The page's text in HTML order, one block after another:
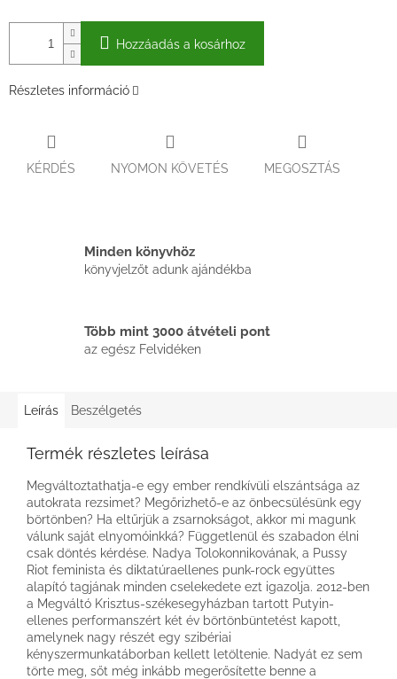
Hozzáadás a kosárhoz
Részletes információ
KÉRDÉS NYOMON KÖVETÉS MEGOSZTÁS
Minden könyvhöz
könyvjelzőt adunk ajándékba
Több mint 3000 átvételi pont
az egész Felvidéken
Leírás Beszélgetés
Termék részletes leírása
Megváltoztathatja-e egy ember rendkívüli elszántsága az
autokrata rezsimet? Megőrizhető-e az önbecsülésünk egy
börtönben? Ha eltűrjük a zsarnokságot, akkor mi magunk
válunk saját elnyomóinkká? Függetlenül és szabadon élni
csak döntés kérdése. Nadya Tolokonnikovának, a Pussy
Riot feminista és diktatúraellenes punk-rock együttes
alapító tagjának minden cselekedete ezt igazolja. 2012-ben
a Megváltó Krisztus-székesegyházban tartott Putyin-
ellenes performanszért két év börtönbüntetést kapott,
amelynek nagy részét egy szibériai
kényszermunkatáborban kellett letöltenie. Nadyát ez sem
törte meg, sőt még inkább megerősítette benne a